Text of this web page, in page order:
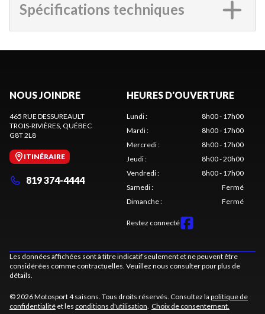
Spécifications techniques
NOUS JOINDRE
465 RUE DESSUREAULT
TROIS-RIVIÈRES, QUÉBEC
G8T 2L8
ITINÉRAIRE
819 374-4444
HEURES D'OUVERTURE
Lundi:
8h00 - 17h00
Mardi:
8h00 - 17h00
Mercredi:
8h00 - 17h00
Jeudi:
8h00 - 20h00
Vendredi:
8h00 - 17h00
Samedi:
Fermé
Dimanche: Fermé
Restez connecté
Les données affichées sont à titre indicatif seulement et ne peuvent être
considérées comme contractuelles. Veuillez nous consulter pour plus de
détails.
© 2026 Motosport 4 saisons. Tous droits réservés. Consultez la politique de
confidentialité et les conditions d'utilisation. Choix de consentement.